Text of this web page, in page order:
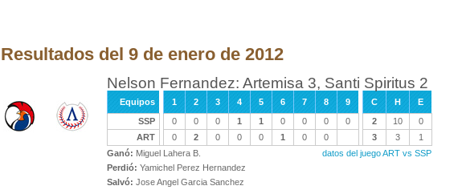
Resultados del 9 de enero de 2012
Nelson Fernandez: Artemisa 3, Santi Spiritus 2
Equipos 1 2 3 4 5 6 7 8 9 C H
E
SSP
0 0 0 1 1 0 0 0 0 2 10
0
ART
0 2 0 0 0 1 0 0 3 3
1
datos del juego ART vs SSP
Ganó: Miguel Lahera B.
Perdió: Yamichel Perez Hernandez
Salvó: Jose Angel Garcia Sanchez